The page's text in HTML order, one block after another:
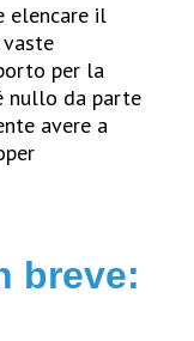
elencare il
per la
nullo da parte
avere a
breve: